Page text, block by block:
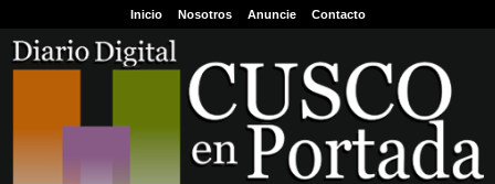
Inicio Nosotros Anuncie Contacto